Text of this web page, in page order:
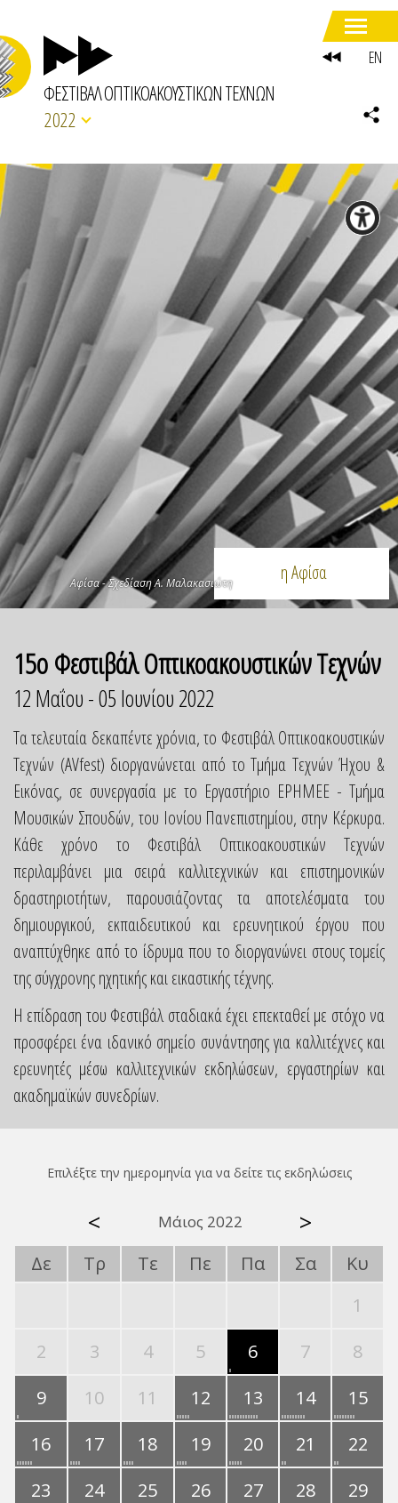
ΦΕΣΤΙΒΑΛ ΟΠΤΙΚΟΑΚΟΥΣΤΙΚΩΝ ΤΕΧΝΩΝ
2022
ΠΡΟΓΡΑΜΜΑ
Αφίσα - Σχεδίαση Α. Μαλακασιώτη η Αφίσα
15ο Φεστιβάλ Οπτικοακουστικών Τεχνών
12 Μαΐου - 05 Ιουνίου 2022
Τα τελευταία δεκαπέντε χρόνια, το Φεστιβάλ Οπτικοακουστικών
Τεχνών (AVfest) διοργανώνεται από το Τμήμα Τεχνών Ήχου &
Εικόνας, σε συνεργασία με το Εργαστήριο ΕΡΗΜΕΕ - Τμήμα
Μουσικών Σπουδών, του Ιονίου Πανεπιστημίου, στην Κέρκυρα.
Κάθε χρόνο το Φεστιβάλ Οπτικοακουστικών Τεχνών
περιλαμβάνει μια σειρά καλλιτεχνικών και επιστημονικών
δραστηριοτήτων, παρουσιάζοντας τα αποτελέσματα του
δημιουργικού, εκπαιδευτικού και ερευνητικού έργου που
αναπτύχθηκε από το ίδρυμα που το διοργανώνει στους τομείς
της σύγχρονης ηχητικής και εικαστικής τέχνης.
Η επίδραση του Φεστιβάλ σταδιακά έχει επεκταθεί με στόχο να
προσφέρει ένα ιδανικό σημείο συνάντησης για καλλιτέχνες και
ερευνητές μέσω καλλιτεχνικών εκδηλώσεων, εργαστηρίων και
ακαδημαϊκών συνεδρίων.
Επιλέξτε την ημερομηνία για να δείτε τις εκδηλώσεις
< Μάιος 2022 >
Δε Τρ Τε Πε Πα Σα
Κυ
1
2
3 4 5 6 7
8
9
10 11 12 13 14
15
16
17 18 19 20 21
22
23
24 25 26 27 28
29
EN